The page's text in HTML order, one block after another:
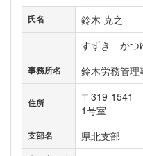
氏名
鈴木 克之
すずき かつ
事務所名 鈴木労務管理
住所
〒319-1541
1号室
支部名 県北支部